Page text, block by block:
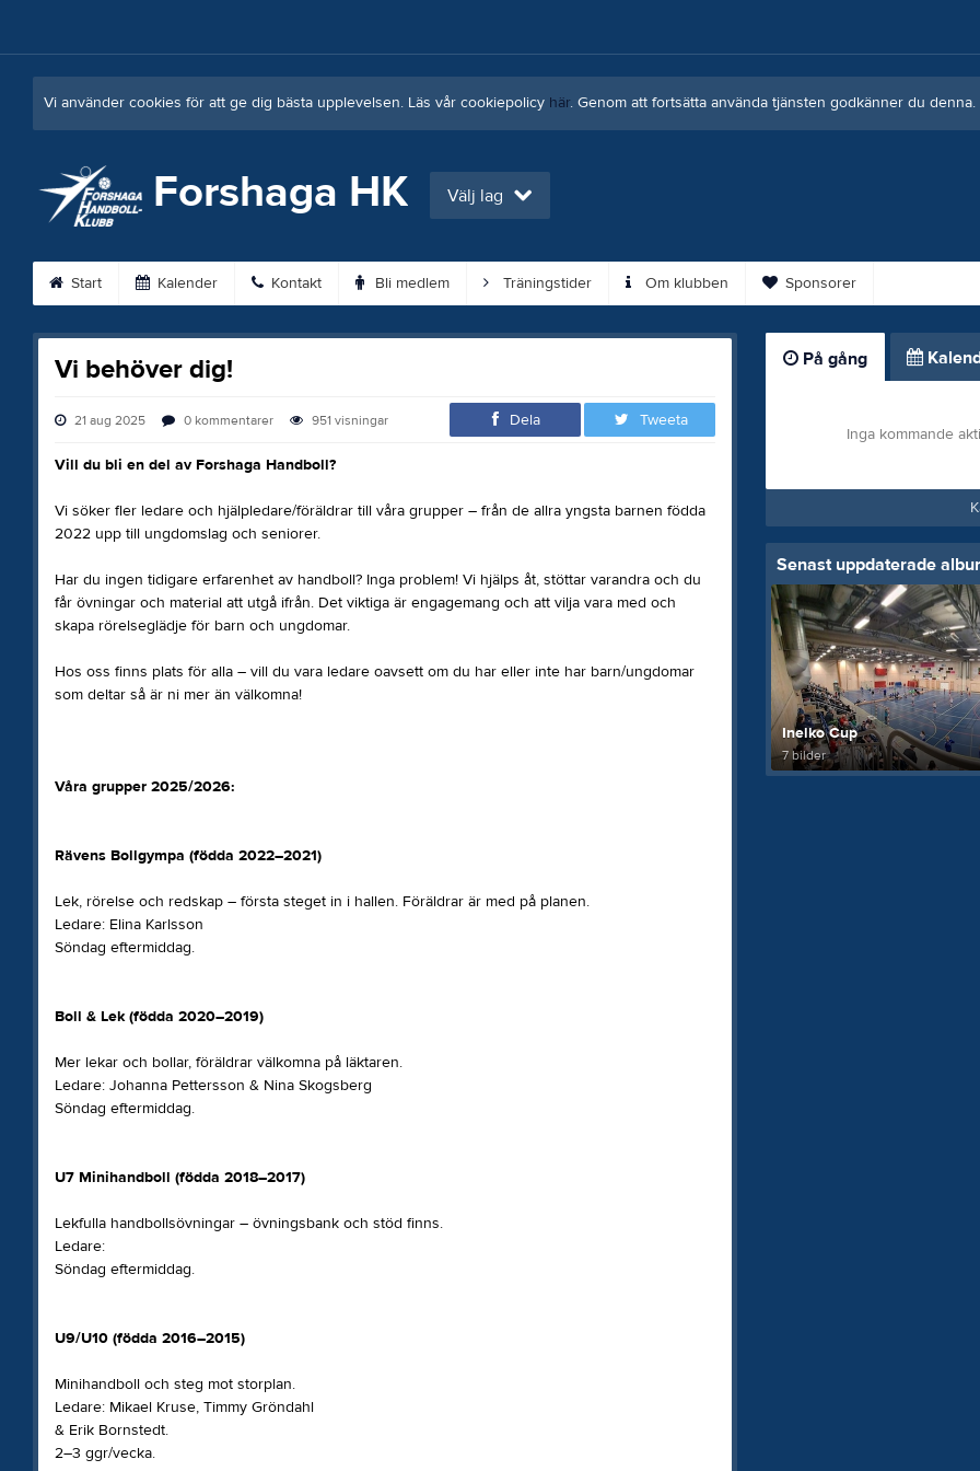
Vi använder cookies för att ge dig bästa upplevelsen. Läs vår cookiepolicy här. Genom att fortsätta använda tjänsten godkänner du denna.
Forshaga HK Välj lag
Start Kalender Kontakt Bli medlem Träningstider Om klubben Sponsorer
Vi behöver dig!
21 aug 2025 0 kommentarer 951 visningar Dela Tweeta
Vill du bli en del av Forshaga Handboll?
Vi söker fler ledare och hjälpledare/föräldrar till våra grupper – från de allra yngsta barnen födda
2022 upp till ungdomslag och seniorer.
Har du ingen tidigare erfarenhet av handboll? Inga problem! Vi hjälps åt, stöttar varandra och du
får övningar och material att utgå ifrån. Det viktiga är engagemang och att vilja vara med och
skapa rörelseglädje för barn och ungdomar.
Hos oss finns plats för alla – vill du vara ledare oavsett om du har eller inte har barn/ungdomar
som deltar så är ni mer än välkomna!
Våra grupper 2025/2026:
Rävens Bollgympa (födda 2022–2021)
Lek, rörelse och redskap – första steget in i hallen. Föräldrar är med på planen.
Ledare: Elina Karlsson
Söndag eftermiddag.
Boll & Lek (födda 2020–2019)
Mer lekar och bollar, föräldrar välkomna på läktaren.
Ledare: Johanna Pettersson & Nina Skogsberg
Söndag eftermiddag.
U7 Minihandboll (födda 2018–2017)
Lekfulla handbollsövningar – övningsbank och stöd finns.
Ledare:
Söndag eftermiddag.
U9/U10 (födda 2016–2015)
Minihandboll och steg mot storplan.
Ledare: Mikael Kruse, Timmy Gröndahl
& Erik Bornstedt.
2–3 ggr/vecka.
På gång
Inga kommande
Senast uppdaterade
Inelko Cup
7 bilder